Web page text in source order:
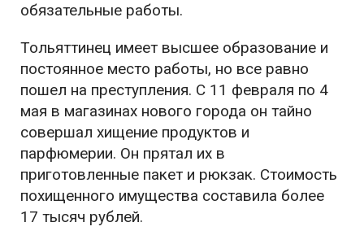
обязательные работы.
Тольяттинец имеет высшее образование и
постоянное место работы, но все равно
пошел на преступления. С 11 февраля по 4
мая в магазинах нового города он тайно
совершал хищение продуктов и
парфюмерии. Он прятал их в
приготовленные пакет и рюкзак. Стоимость
похищенного имущества составила более
17 тысяч рублей.